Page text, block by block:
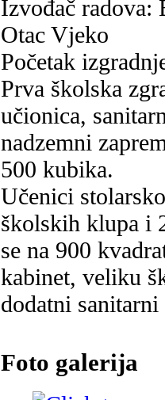
Izvođač
Otac Vjeko
Početak
Prva školska
učionica,
nadzemni
500 kubika.
Učenici
školskih klupa i
se na 900
kabinet, veliku
dodatni
Foto galerija